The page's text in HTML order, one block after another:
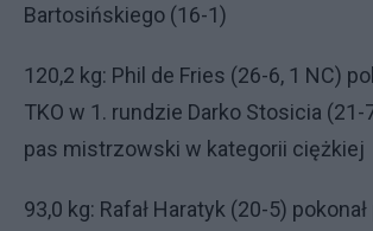
Bartosińskiego (16-1)
120,2 kg: Phil de Fries (26-6, 1 NC)
TKO w 1. rundzie Darko Stosicia (21-
pas mistrzowski w kategorii ciężkiej
93,0 kg: Rafał Haratyk (20-5)